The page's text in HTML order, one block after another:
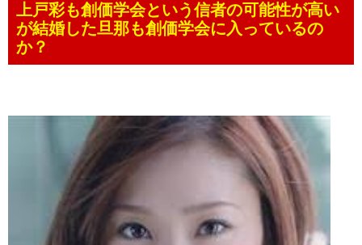
上戸彩も創価学会という信者の可能性が高い
が結婚した旦那も創価学会に入っているの
か？